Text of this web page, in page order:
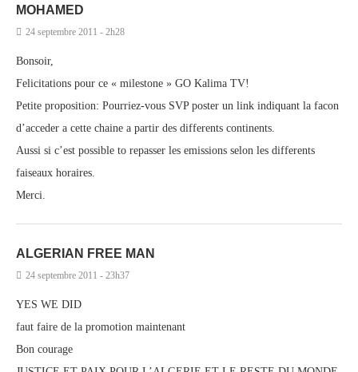
MOHAMED
24 septembre 2011 - 2h28
Bonsoir,
Felicitations pour ce « milestone » GO Kalima TV!
Petite proposition: Pourriez-vous SVP poster un link indiquant la facon
d’acceder a cette chaine a partir des differents continents.
Aussi si c’est possible to repasser les emissions selon les differents
faiseaux horaires.
Merci.
ALGERIAN FREE MAN
24 septembre 2011 - 23h37
YES WE DID
faut faire de la promotion maintenant
Bon courage